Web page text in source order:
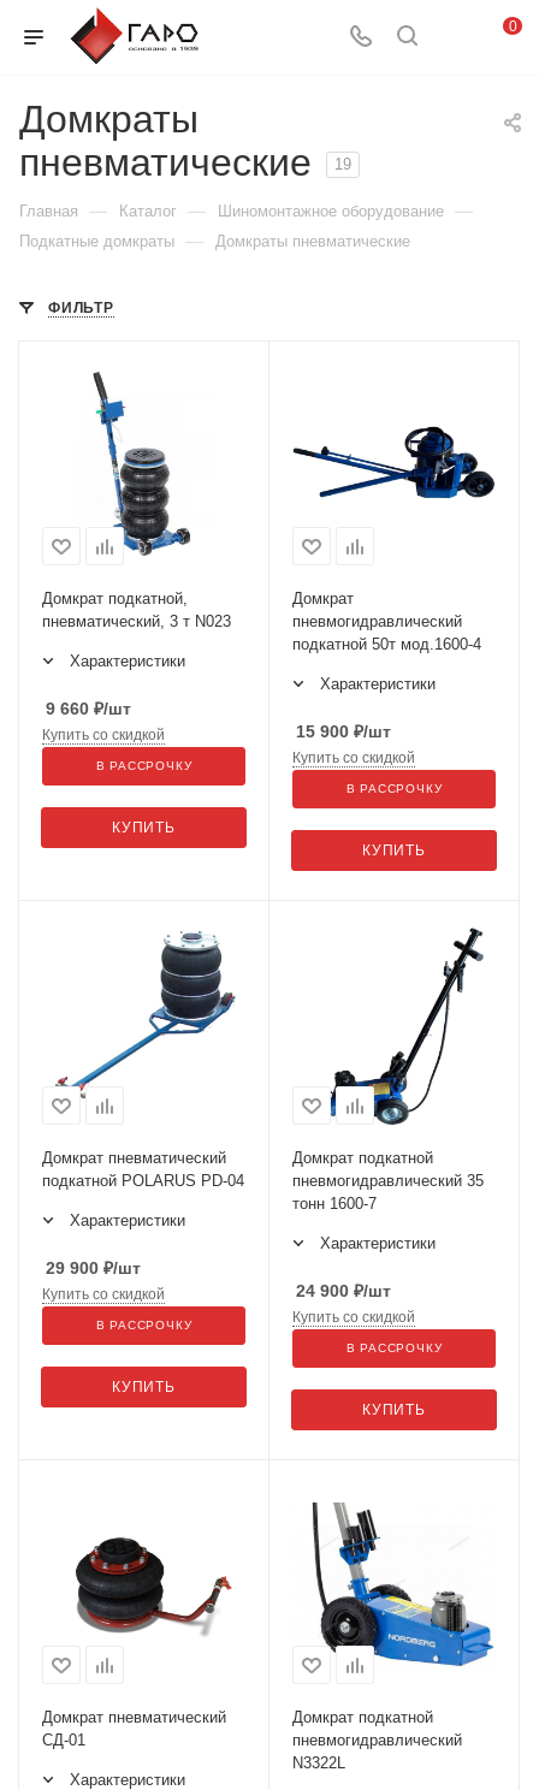
0
Домкраты
пневматические
19
Главная — Каталог — Шиномонтажное оборудование —
Подкатные домкраты — Домкраты пневматические
ФИЛЬТР
Домкрат подкатной,
пневматический, 3 т N023
Характеристики
9 660 ₽/шт
КУПИТЬ
Купить со скидкой
В РАССРОЧКУ
Домкрат
пневмогидравлический
подкатной 50т мод.1600-4
Характеристики
15 900 ₽/шт
КУПИТЬ
Купить со скидкой
В РАССРОЧКУ
Домкрат пневматический
подкатной POLARUS PD-04
Характеристики
29 900 ₽/шт
КУПИТЬ
Купить со скидкой
В РАССРОЧКУ
Домкрат подкатной
пневмогидравлический 35
тонн 1600-7
Характеристики
24 900 ₽/шт
КУПИТЬ
Купить со скидкой
В РАССРОЧКУ
Домкрат пневматический
СД-01
Характеристики
Домкрат подкатной
пневмогидравлический
N3322L